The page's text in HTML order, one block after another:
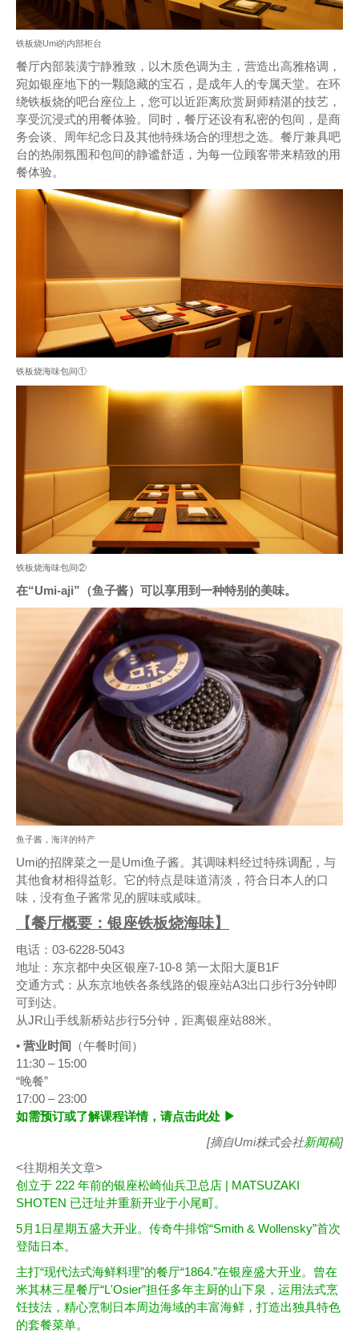
铁板烧Umi的内部柜台
餐厅内部装潢宁静雅致，以木质色调为主，营造出高雅格调，
宛如银座地下的一颗隐藏的宝石，是成年人的专属天堂。在环
绕铁板烧的吧台座位上，您可以近距离欣赏厨师精湛的技艺，
享受沉浸式的用餐体验。同时，餐厅还设有私密的包间，是商
务会谈、周年纪念日及其他特殊场合的理想之选。餐厅兼具吧
台的热闹氛围和包间的静谧舒适，为每一位顾客带来精致的用
餐体验。
铁板烧海味包间①
铁板烧海味包间②
在“Umi-aji”（鱼子酱）可以享用到一种特别的美味。
鱼子酱，海洋的特产
Umi的招牌菜之一是Umi鱼子酱。其调味料经过特殊调配，与
其他食材相得益彰。它的特点是味道清淡，符合日本人的口
味，没有鱼子酱常见的腥味或咸味。
【餐厅概要：银座铁板烧海味】
电话：03-6228-5043
地址：东京都中央区银座7-10-8 第一太阳大厦B1F
交通方式：从东京地铁各条线路的银座站A3出口步行3分钟即
可到达。
从JR山手线新桥站步行5分钟，距离银座站88米。
• 营业时间
（午餐时间）
11:30 – 15:00
“晚餐”
17:00 – 23:00
如需预订或了解课程详情，请点击此处 ▶︎
[摘自Umi株式会社新闻稿]
<往期相关文章>
创立于 222 年前的银座松崎仙兵卫总店 | MATSUZAKI
SHOTEN 已迁址并重新开业于小尾町。
5月1日星期五盛大开业。传奇牛排馆“Smith & Wollensky”首次
登陆日本。
主打“现代法式海鲜料理”的餐厅“1864.”在银座盛大开业。曾在
米其林三星餐厅“L'Osier”担任多年主厨的山下泉，运用法式烹
饪技法，精心烹制日本周边海域的丰富海鲜，打造出独具特色
的套餐菜单。